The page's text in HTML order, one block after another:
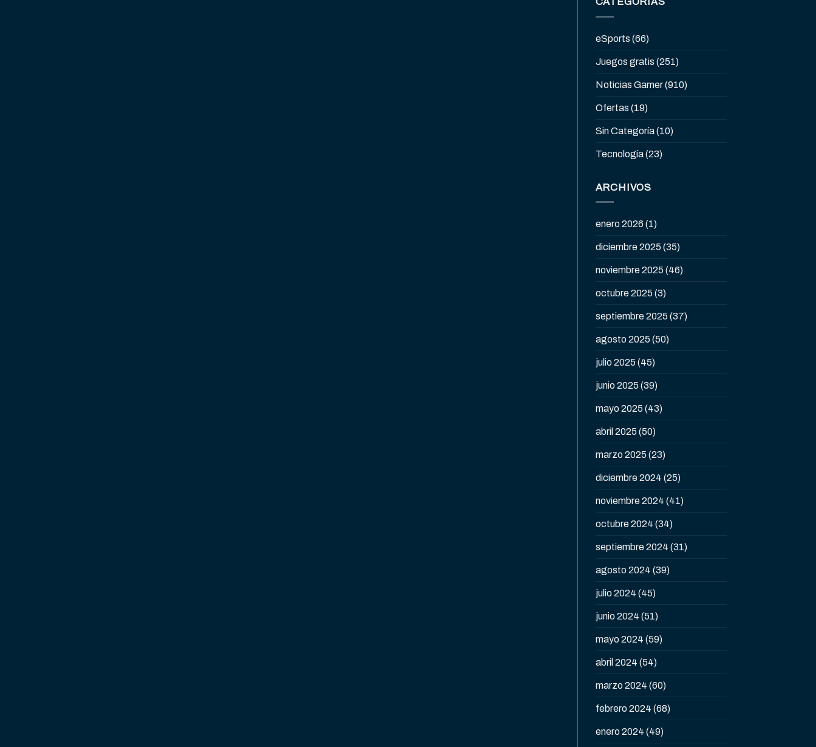
eSports (66)
Juegos gratis (251)
Noticias Gamer(910)
Ofertas (19)
Sin Categoría(10)
Tecnología(23)
ARCHIVOS
enero 2026 (1)
diciembre 2025 (35)
noviembre 2025 (46)
octubre 2025 (3)
septiembre 2025 (37)
agosto 2025 (50)
julio 2025 (45)
junio 2025 (39)
mayo 2025 (43)
abril 2025 (50)
marzo 2025 (23)
diciembre 2024 (25)
noviembre 2024 (41)
octubre 2024 (34)
septiembre 2024 (31)
agosto 2024 (39)
julio 2024 (45)
junio 2024 (51)
mayo 2024 (59)
abril 2024 (54)
marzo 2024 (60)
febrero 2024 (68)
enero 2024 (49)